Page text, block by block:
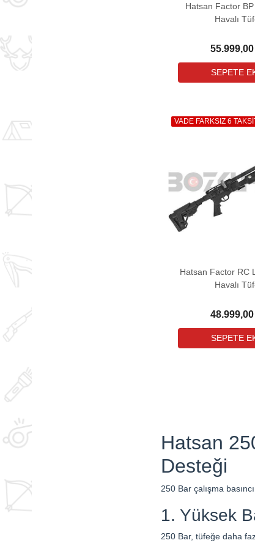
Hatsan Factor
Havalı
Hatsan Factor RC
Havalı
VADE FARKSIZ 6
Hatsan
Desteği
250 Bar çalışma
1. Yüksek
250 Bar, tüfeğe daha